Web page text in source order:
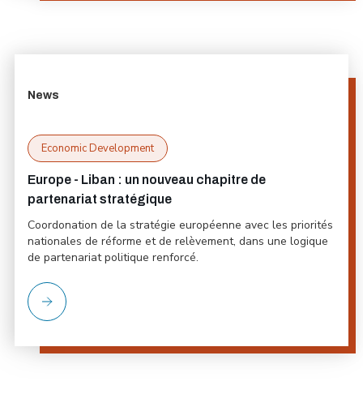
News
Economic Development
Europe - Liban : un nouveau chapitre de
partenariat stratégique
Coordonation de la stratégie européenne avec les priorités
nationales de réforme et de relèvement, dans une logique
de partenariat politique renforcé.